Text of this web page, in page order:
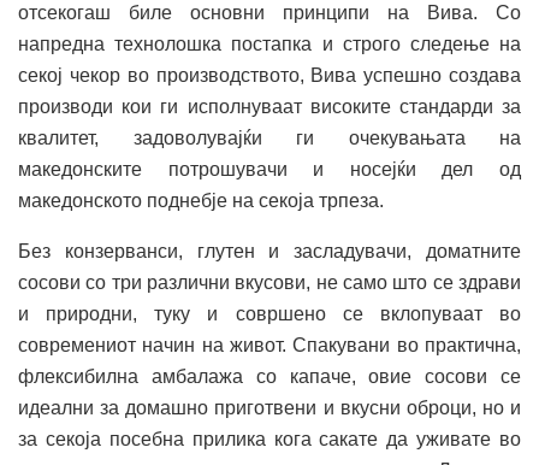
отсекогаш биле основни принципи на Вива. Со
напредна технолошка постапка и строго следење на
секој чекор во производството, Вива успешно создава
производи кои ги исполнуваат високите стандарди за
квалитет, задоволувајќи ги очекувањата на
македонските потрошувачи и носејќи дел од
македонското поднебје на секоја трпеза.
Без конзерванси, глутен и засладувачи, доматните
сосови со три различни вкусови, не само што се здрави
и природни, туку и совршено се вклопуваат во
современиот начин на живот. Спакувани во практична,
флексибилна амбалажа со капаче, овие сосови се
идеални за домашно приготвени и вкусни оброци, но и
за секоја посебна прилика кога сакате да уживате во